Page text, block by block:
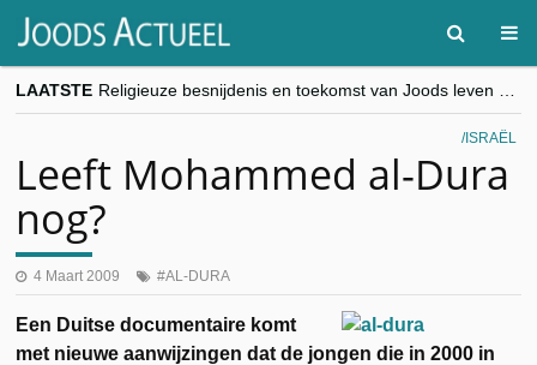
LAATSTE
“Besnijdenisdebat toont hoe moeilijk seculiere Westen minderheden begrijpt”, Jinnih Beels (Vooruit)
CITYTRIP | ROEMENIË – Boekarest: de verrassing van Oost-Europa
goKosher lanceert nieuwe website en samenwerking met Mishpacha voor kosher travel en simchas wereldwijd
ISRAËL
Leeft Mohammed al-Dura
nog?
4 Maart 2009 AL-DURA
Een Duitse documentaire komt
met nieuwe aanwijzingen dat de jongen die in 2000 in